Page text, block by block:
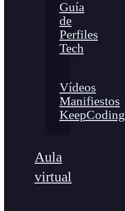
Guía
de
Perfiles
Tech
Vídeos
Manifiestos
KeepCoding
Aula
virtual